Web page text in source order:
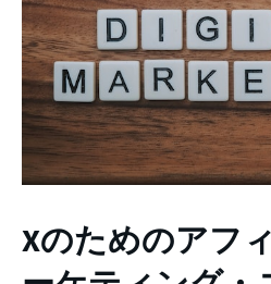
Xのためのアフ